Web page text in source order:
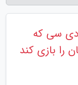
سی که
را بازی کند